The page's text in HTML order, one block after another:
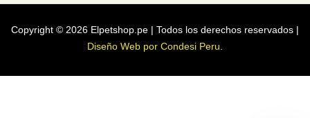
Copyright © 2026 Elpetshop.pe | Todos los derechos reservados |
Diseño Web por Condesi Peru